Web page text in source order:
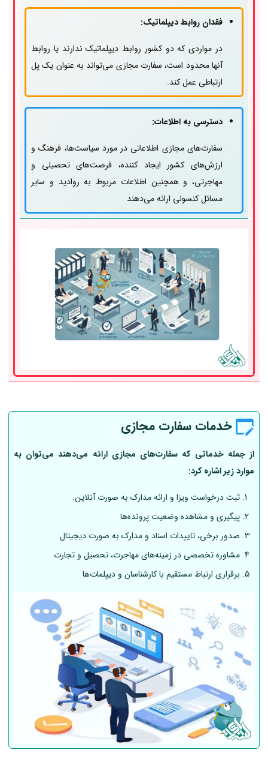
فقدان روابط دیپلماتیک:
در مواردی که دو کشور روابط دیپلماتیک ندارند یا روابط
آنها محدود است، سفارت مجازی می‌تواند به عنوان یک پل
ارتباطی عمل کند.
دسترسی به اطلاعات:
سفارت‌های مجازی اطلاعاتی در مورد سیاست‌ها، فرهنگ و
ارزش‌های کشور ایجاد کننده، فرصت‌های تحصیلی و
مهاجرتی، و همچنین اطلاعات مربوط به روادید و سایر
مسائل کنسولی ارائه می‌دهند
خدمات سفارت مجازی
از جمله خدماتی که سفارت‌های مجازی ارائه می‌دهند می‌توان به
موارد زیر اشاره کرد:
ثبت درخواست ویزا و ارائه مدارک به صورت آنلاین.
پیگیری و مشاهده وضعیت پرونده‌ها
صدور برخی، تاییدات اسناد و مدارک به صورت دیجیتال
مشاوره تخصصی در زمینه‌های مهاجرت، تحصیل و تجارت
برقراری ارتباط مستقیم با کارشناسان و دیپلمات‌ها